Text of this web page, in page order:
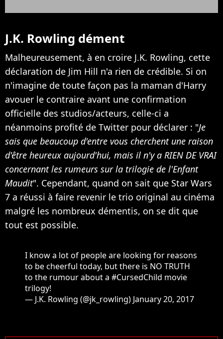
J.K. Rowling dément
Malheureusement, à en croire J.K. Rowling, cette
déclaration de Jim Hill n'a rien de crédible. Si on
n'imagine de toute façon pas la maman d'Harry
avouer le contraire avant une confirmation
officielle des studios/acteurs, celle-ci a
néanmoins profité de Twitter pour déclarer : "Je
sais que beaucoup d'entre vous cherchent une raison
d'être heureux aujourd'hui, mais il n'y a RIEN DE VRAI
concernant les rumeurs sur la trilogie de l'Enfant
Maudit". Cependant, quand on sait que Star Wars
7 a réussi à faire revenir le trio original au cinéma
malgré les nombreux démentis, on se dit que
tout est possible.
I know a lot of people are looking for reasons
to be cheerful today, but there is NO TRUTH
to the rumour about a #CursedChild movie
trilogy!
— J.K. Rowling (@jk_rowling) January 20, 2017